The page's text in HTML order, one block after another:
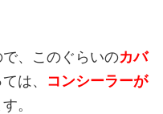
で、このぐらいのカバ
は、 コンシーラーが
。